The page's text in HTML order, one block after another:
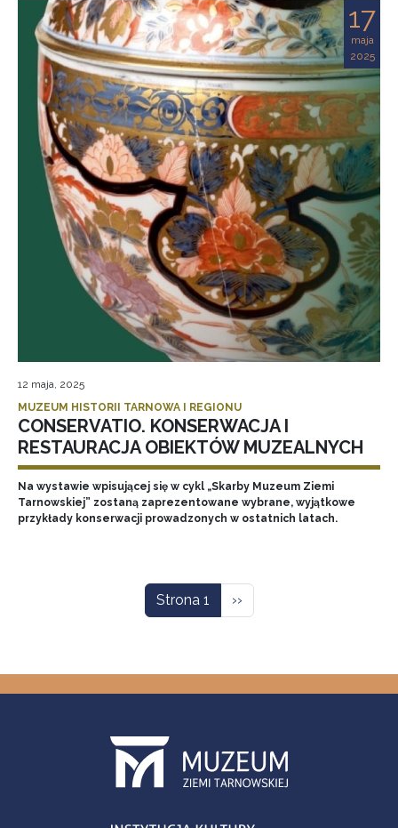
17
maja
2025
12 maja, 2025
MUZEUM HISTORII TARNOWA I REGIONU
CONSERVATIO. KONSERWACJA I
RESTAURACJA OBIEKTÓW MUZEALNYCH
Na wystawie wpisującej się w cykl „Skarby Muzeum Ziemi
Tarnowskiej” zostaną zaprezentowane wybrane, wyjątkowe
przykłady konserwacji prowadzonych w ostatnich latach.
Strona 1 Następna strona
››